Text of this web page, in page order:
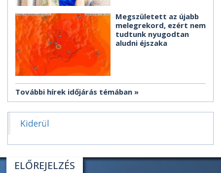
Megszületett az újabb
melegrekord, ezért nem
tudtunk nyugodtan
aludni éjszaka
További hírek időjárás témában
Kiderül
ELŐREJELZÉS